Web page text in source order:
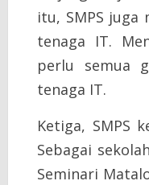
itu, SMPS
tenaga IT.
perlu semua
tenaga IT.
Ketiga, SMPS
Sebagai
Seminari